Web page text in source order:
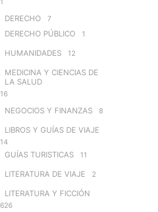
DERECHO 7
DERECHO PÚBLICO 1
HUMANIDADES 12
MEDICINA Y CIENCIAS DE
LA SALUD
16
NEGOCIOS Y FINANZAS 8
LIBROS Y GUÍAS DE VIAJE
14
GUÍAS TURISTICAS 11
LITERATURA DE VIAJE 2
LITERATURA Y FICCIÓN
626